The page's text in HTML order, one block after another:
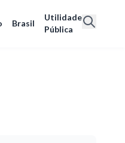
Brasil
Utilidade
Pública